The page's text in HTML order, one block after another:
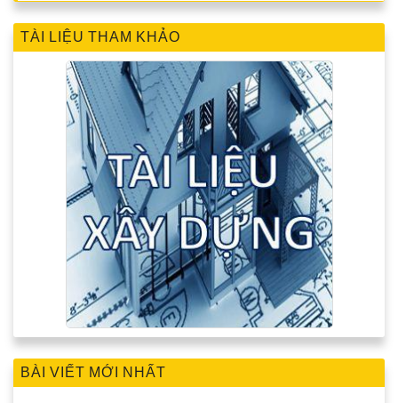
TÀI LIỆU THAM KHẢO
BÀI VIẾT MỚI NHẤT